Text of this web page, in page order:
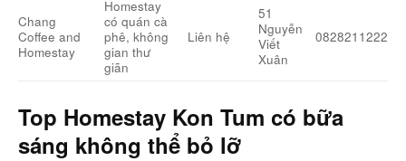
Chang
Coffee and
Homestay
Homestay
có quán cà
phê, không
gian thư
giãn
Liên hệ
51
Nguyễn
Viết
Xuân
0828211222
Top Homestay Kon Tum có bữa
sáng không thể bỏ lỡ